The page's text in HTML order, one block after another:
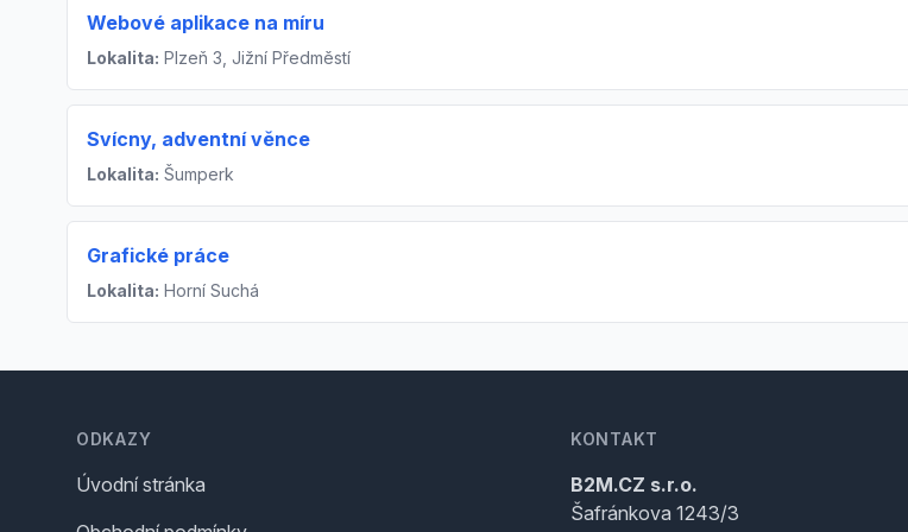
Webové aplikace na míru
Lokalita: Plzeň 3, Jižní Předměstí
Svícny, adventní věnce
Lokalita: Šumperk
Grafické práce
Lokalita: Horní Suchá
ODKAZY
Úvodní stránka
KONTAKT
B2M.CZ s.r.o.
Šafránkova 1243/3